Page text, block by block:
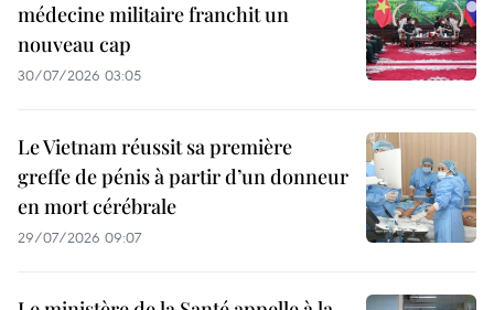
médecine militaire franchit un
nouveau cap
30/07/2026 03:05
Le Vietnam réussit sa première
greffe de pénis à partir d’un donneur
en mort cérébrale
29/07/2026 09:07